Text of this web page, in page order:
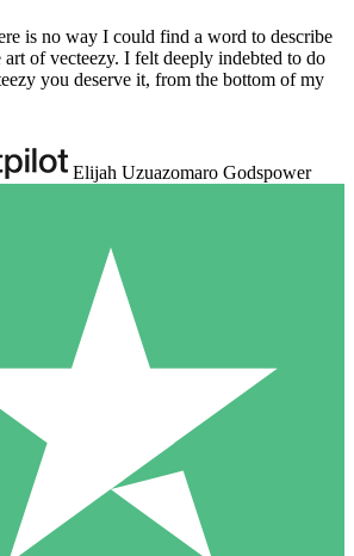
is no way I could find a word to describe
art of vecteezy. I felt deeply indebted to do
you deserve it, from the bottom of my
Elijah Uzuazomaro Godspower